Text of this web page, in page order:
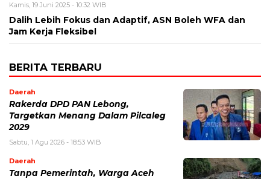
Kamis, 19 Juni 2025 - 10:32 WIB
Dalih Lebih Fokus dan Adaptif, ASN Boleh WFA dan
Jam Kerja Fleksibel
BERITA TERBARU
Daerah
Rakerda DPD PAN Lebong,
Targetkan Menang Dalam Pilcaleg
2029
Sabtu, 1 Agu 2026 - 18:53 WIB
Daerah
Tanpa Pemerintah, Warga Aceh